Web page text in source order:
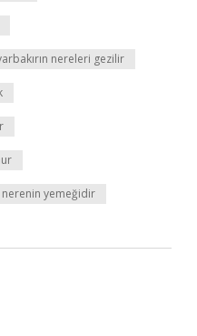
nereleri gezilir
nerenin yemeğidir